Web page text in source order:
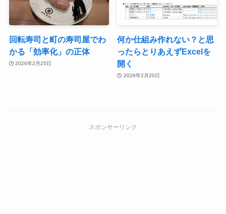
回転寿司と町の寿司屋でわ
かる「効率化」の正体
2026年2月25日
何か仕組み作れない？と思
ったらとりあえずExcelを
開く
2026年2月20日
スポンサーリンク